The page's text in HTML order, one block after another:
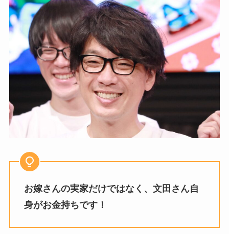
お嫁さんの実家だけではなく、文田さん自
身がお金持ちです！